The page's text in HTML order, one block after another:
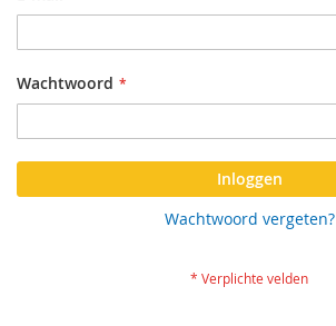
Wachtwoord
Inloggen
Wachtwoord vergeten?